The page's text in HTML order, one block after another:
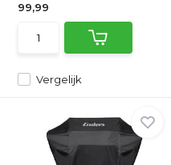
Vergelijk
99,99